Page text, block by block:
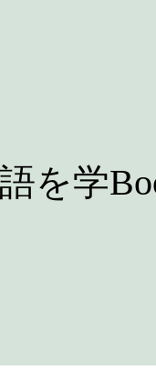
を学